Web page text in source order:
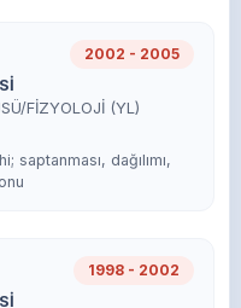
2002 - 2005
FİZYOLOJİ (YL)
saptanması, dağılımı,
1998 - 2002